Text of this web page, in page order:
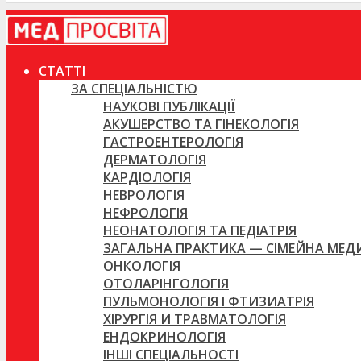
СТАТТІ
ЗА СПЕЦІАЛЬНІСТЮ
НАУКОВІ ПУБЛІКАЦІЇ
АКУШЕРСТВО ТА ГІНЕКОЛОГІЯ
ГАСТРОЕНТЕРОЛОГІЯ
ДЕРМАТОЛОГІЯ
КАРДІОЛОГІЯ
НЕВРОЛОГІЯ
НЕФРОЛОГІЯ
НЕОНАТОЛОГІЯ ТА ПЕДІАТРІЯ
ЗАГАЛЬНА ПРАКТИКА — СІМЕЙНА
ОНКОЛОГІЯ
ОТОЛАРІНГОЛОГІЯ
ПУЛЬМОНОЛОГІЯ І ФТИЗИАТРІЯ
ХІРУРГІЯ И ТРАВМАТОЛОГІЯ
ЕНДОКРИНОЛОГІЯ
ІНШІ СПЕЦІАЛЬНОСТІ